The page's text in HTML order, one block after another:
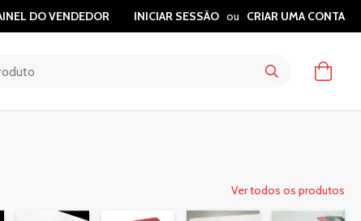
DO VENDEDOR INICIAR SESSÃO CRIAR UMA CONTA
Ver todos os produtos